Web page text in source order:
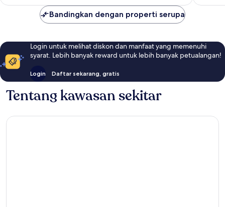
Bandingkan dengan properti serupa
Login untuk melihat diskon dan manfaat yang memenuhi
syarat. Lebih banyak reward untuk lebih banyak petualangan!
Login Daftar sekarang, gratis
Tentang kawasan sekitar